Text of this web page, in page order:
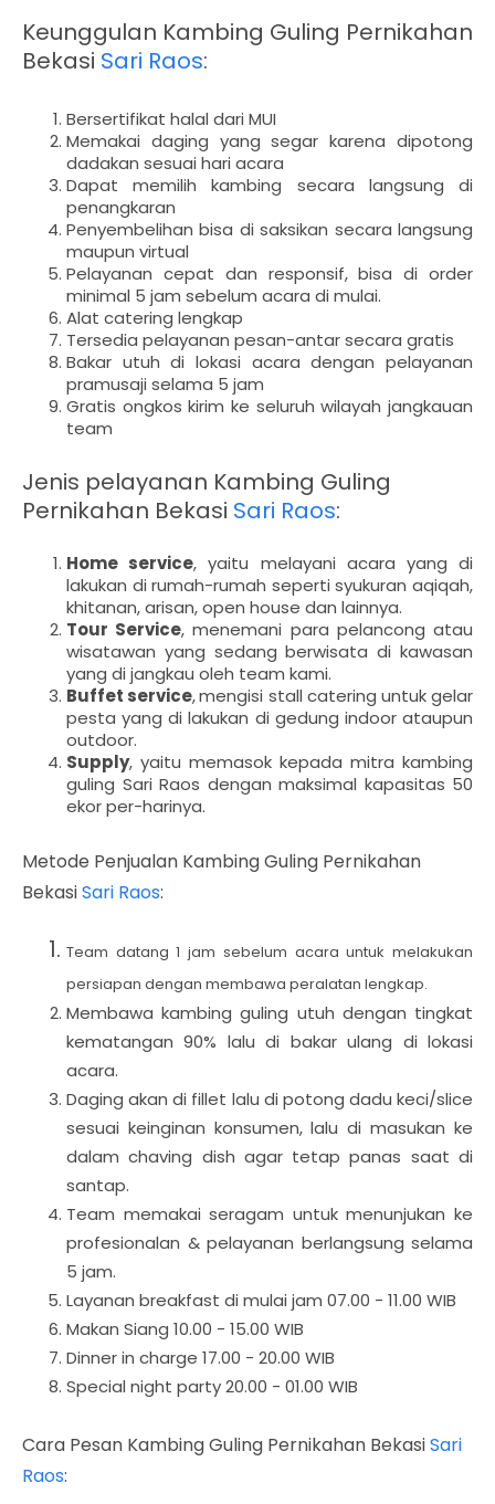
Keunggulan Kambing Guling Pernikahan
Bekasi Sari Raos:
Bersertifikat halal dari MUI
Memakai daging yang segar karena dipotong
dadakan sesuai hari acara
Dapat memilih kambing secara langsung di
penangkaran
Penyembelihan bisa di saksikan secara langsung
maupun virtual
Pelayanan cepat dan responsif, bisa di order
minimal 5 jam sebelum acara di mulai.
Alat catering lengkap
Tersedia pelayanan pesan-antar secara gratis
Bakar utuh di lokasi acara dengan pelayanan
pramusaji selama 5 jam
Gratis ongkos kirim ke seluruh wilayah jangkauan
team
Jenis pelayanan Kambing Guling
Pernikahan Bekasi Sari Raos:
Home service, yaitu melayani acara yang di
lakukan di rumah-rumah seperti syukuran aqiqah,
khitanan, arisan, open house dan lainnya.
Tour Service, menemani para pelancong atau
wisatawan yang sedang berwisata di kawasan
yang di jangkau oleh team kami.
Buffet service,mengisi stall catering untuk gelar
pesta yang di lakukan di gedung indoor ataupun
outdoor.
Supply, yaitu memasok kepada mitra kambing
guling Sari Raos dengan maksimal kapasitas 50
ekor per-harinya.
Metode Penjualan Kambing Guling Pernikahan
BekasiSari Raos:
Team datang 1 jam sebelum acara untuk melakukan
persiapan dengan membawa peralatan lengkap.
Membawa kambing guling utuh dengan tingkat
kematangan 90% lalu di bakar ulang di lokasi
acara.
Daging akan di fillet lalu di potong dadu keci/slice
sesuai keinginan konsumen, lalu di masukan ke
dalam chaving dish agar tetap panas saat di
santap.
Team memakai seragam untuk menunjukan ke
profesionalan & pelayanan berlangsung selama
5 jam.
Layanan breakfast di mulai jam 07.00 - 11.00 WIB
Makan Siang 10.00 - 15.00 WIB
Dinner in charge 17.00 - 20.00 WIB
Special night party 20.00 - 01.00 WIB
Cara Pesan Kambing Guling Pernikahan BekasiSari
Raos: